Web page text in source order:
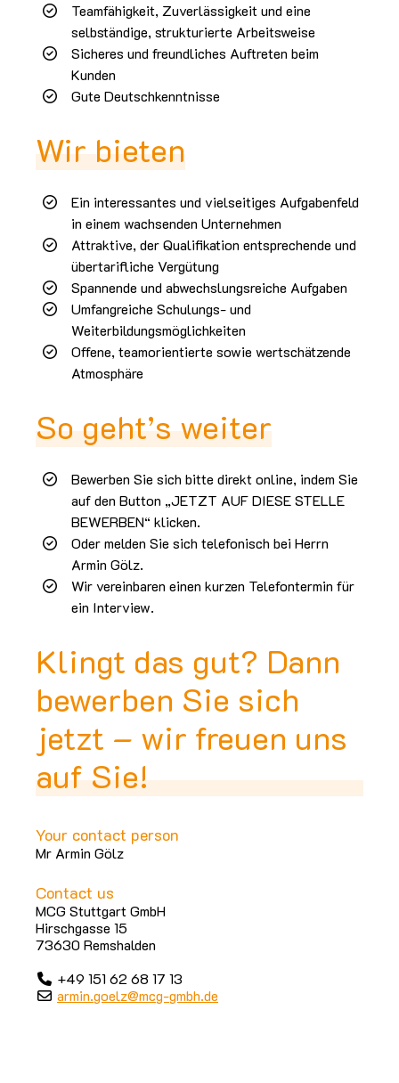
Teamfähigkeit, Zuverlässigkeit und eine
selbständige, strukturierte Arbeitsweise
Sicheres und freundliches Auftreten beim
Kunden
Gute Deutschkenntnisse
Wir bieten
Ein interessantes und vielseitiges Aufgabenfeld
in einem wachsenden Unternehmen
Attraktive, der Qualifikation entsprechende und
übertarifliche Vergütung
Spannende und abwechslungsreiche Aufgaben
Umfangreiche Schulungs- und
Weiterbildungsmöglichkeiten
Offene, teamorientierte sowie wertschätzende
Atmosphäre
So geht’s weiter
Bewerben Sie sich bitte direkt online, indem Sie
auf den Button „JETZT AUF DIESE STELLE
BEWERBEN“ klicken.
Oder melden Sie sich telefonisch bei Herrn
Armin Gölz.
Wir vereinbaren einen kurzen Telefontermin für
ein Interview.
Klingt das gut? Dann
bewerben Sie sich
jetzt – wir freuen uns
auf Sie!
Your contact person
Mr Armin Gölz
Contact us
MCG Stuttgart GmbH
Hirschgasse 15
73630 Remshalden
+49 151 62 68 17 13
armin.goelz@mcg-gmbh.de